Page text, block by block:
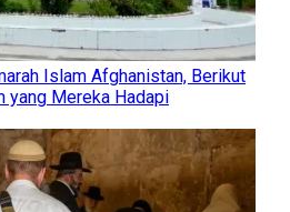
Islam Afghanistan, Berikut
yang Mereka Hadapi